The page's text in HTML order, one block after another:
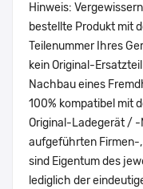
Hinweis:
bestellte Produkt mit
Teilenummer Ihres
kein Original-
Nachbau eines
100% kompatibel mit
Original-Ladegerät / -
aufgeführten Firmen-
sind Eigentum des
lediglich der